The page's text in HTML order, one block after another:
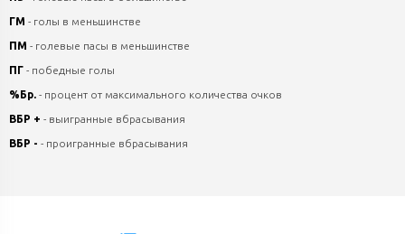
ГМ - голы в меньшинстве
ПМ - голевые пасы в меньшинстве
ПГ - победные голы
%Бр. - процент от максимального количества очков
ВБР + - выигранные вбрасывания
ВБР - - проигранные вбрасывания